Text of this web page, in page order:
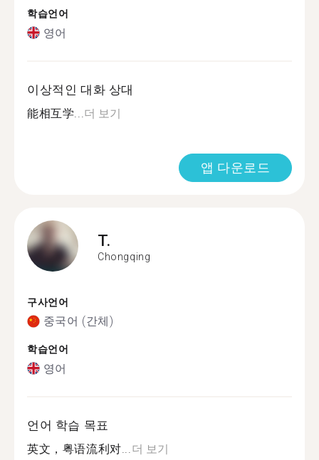
학습언어
영어
이상적인 대화 상대
能相互学... 더 보기
앱 다운로드
T.
Chongqing
구사언어
중국어 (간체)
학습언어
영어
언어 학습 목표
英文，粤语流利对... 더 보기